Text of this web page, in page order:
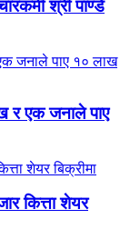
श्री पाण्डे
र एक जनाले पाए
कित्ता शेयर